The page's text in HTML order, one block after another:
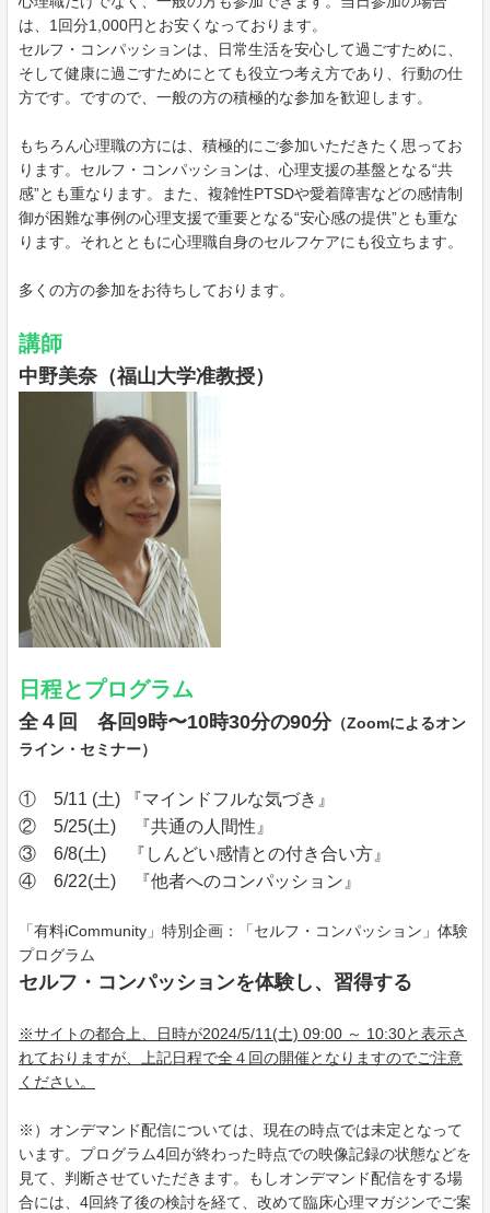
は、1回分1,000円とお安くなっております。
セルフ・コンパッションは、日常生活を安心して過ごすために、
そして健康に過ごすためにとても役立つ考え方であり、行動の仕
方です。ですので、一般の方の積極的な参加を歓迎します。
もちろん心理職の方には、積極的にご参加いただきたく思ってお
ります。セルフ・コンパッションは、心理支援の基盤となる“共
感”とも重なります。また、複雑性PTSDや愛着障害などの感情制
御が困難な事例の心理支援で重要となる“安心感の提供”とも重な
ります。それとともに心理職自身のセルフケアにも役立ちます。
多くの方の参加をお待ちしております。
講師
中野美奈（福山大学准教授）
日程とプログラム
全４回 各回9時〜10時30分の90分（Zoomによるオン
ライン・セミナー）
① 5/11 (土) 『マインドフルな気づき』
② 5/25(土) 『共通の人間性』
③ 6/8(土) 『しんどい感情との付き合い方』
④ 6/22(土) 『他者へのコンパッション』
「有料iCommunity」特別企画：「セルフ・コンパッション」体験
プログラム
セルフ・コンパッションを体験し、習得する
※サイトの都合上、日時が2024/5/11(土) 09:00 ～ 10:30と表示さ
れておりますが、上記日程で全４回の開催となりますのでご注意
ください。
※）オンデマンド配信については、現在の時点では未定となって
います。プログラム4回が終わった時点での映像記録の状態などを
見て、判断させていただきます。もしオンデマンド配信をする場
合には、4回終了後の検討を経て、改めて臨床心理マガジンでご案